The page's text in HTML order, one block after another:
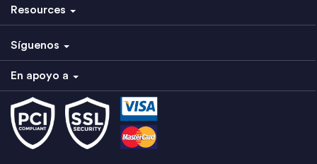
Resources
Síguenos
En apoyo a